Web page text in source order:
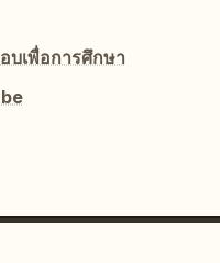
บเพื่อการศึกษา